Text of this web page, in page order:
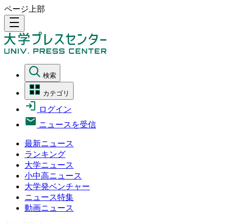
ページ上部
density_medium
検索
カテゴリ
ログイン
ニュースを受信
最新ニュース
ランキング
大学ニュース
小中高ニュース
大学発ベンチャー
ニュース特集
動画ニュース